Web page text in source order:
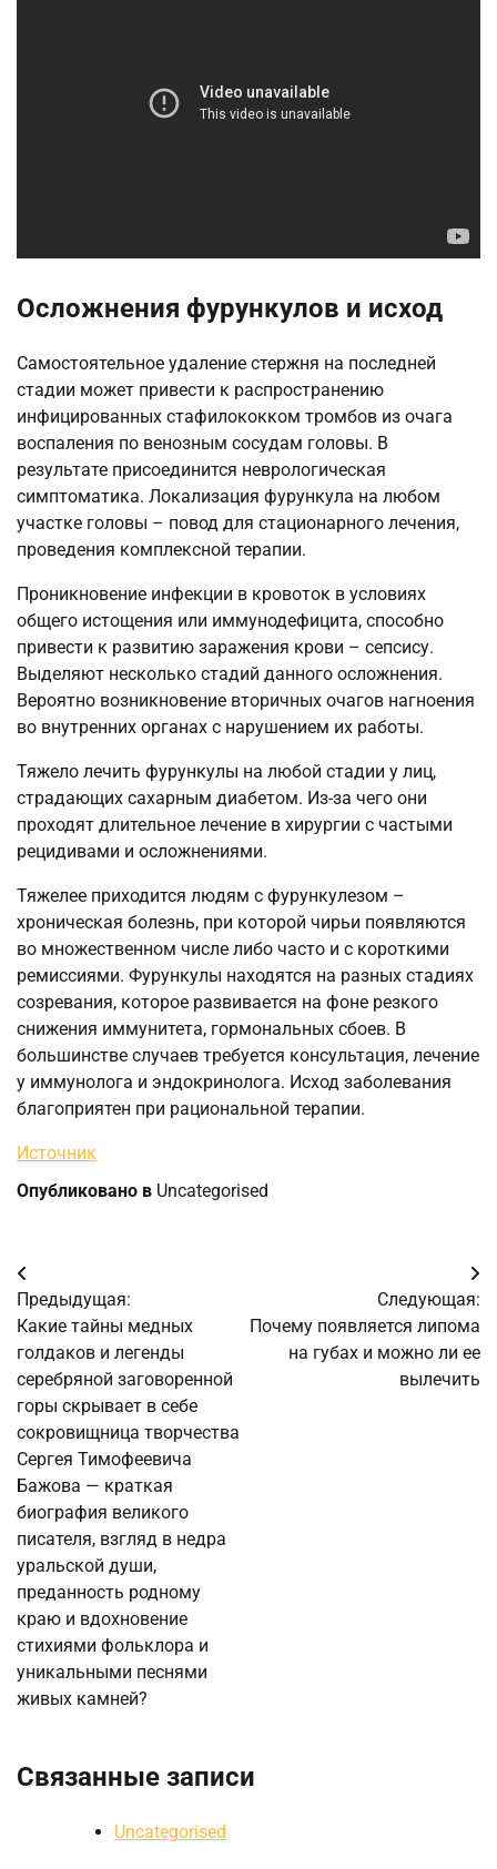
Осложнения фурункулов и исход
Самостоятельное удаление стержня на последней
стадии может привести к распространению
инфицированных стафилококком тромбов из очага
воспаления по венозным сосудам головы. В
результате присоединится неврологическая
симптоматика. Локализация фурункула на любом
участке головы – повод для стационарного лечения,
проведения комплексной терапии.
Проникновение инфекции в кровоток в условиях
общего истощения или иммунодефицита, способно
привести к развитию заражения крови – сепсису.
Выделяют несколько стадий данного осложнения.
Вероятно возникновение вторичных очагов нагноения
во внутренних органах с нарушением их работы.
Тяжело лечить фурункулы на любой стадии у лиц,
страдающих сахарным диабетом. Из-за чего они
проходят длительное лечение в хирургии с частыми
рецидивами и осложнениями.
Тяжелее приходится людям с фурункулезом –
хроническая болезнь, при которой чирьи появляются
во множественном числе либо часто и с короткими
ремиссиями. Фурункулы находятся на разных стадиях
созревания, которое развивается на фоне резкого
снижения иммунитета, гормональных сбоев. В
большинстве случаев требуется консультация, лечение
у иммунолога и эндокринолога. Исход заболевания
благоприятен при рациональной терапии.
Источник
Опубликовано в Uncategorised
Навигация
по
записям
Предыдущая:
Какие тайны медных
голдаков и легенды
серебряной заговоренной
горы скрывает в себе
сокровищница творчества
Сергея Тимофеевича
Бажова — краткая
биография великого
писателя, взгляд в недра
уральской души,
преданность родному
краю и вдохновение
стихиями фольклора и
уникальными песнями
живых камней?
Следующая:
Почему появляется липома
на губах и можно ли ее
вылечить
Связанные записи
Uncategorised